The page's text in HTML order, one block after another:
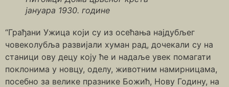
јануара 1930. године
“Грађани Ужица који су из осећања најдубљег
човеколубља развијали хуман рад, дочекали су на
станици ову децу коју ће и надаље увек помагати
поклонима у новцу, оделу, животним намирницама,
посебно за велике празнике Божић, Нову Годину, на